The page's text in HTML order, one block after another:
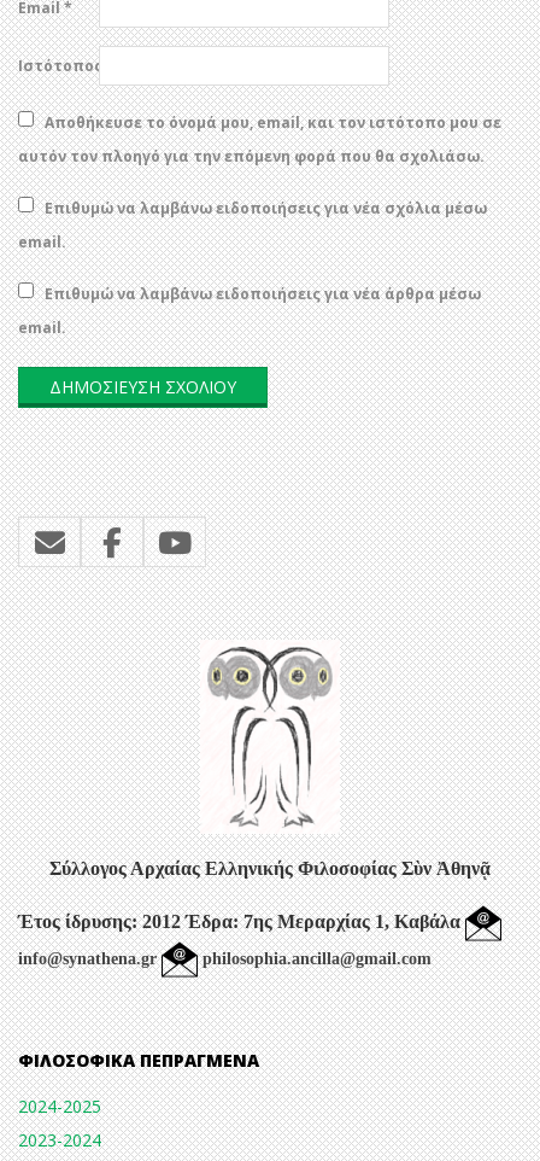
Email*
Ιστότοπος
Αποθήκευσε το όνομά μου, email, και τον ιστότοπο μου σε
αυτόν τον πλοηγό για την επόμενη φορά που θα σχολιάσω.
Επιθυμώ να λαμβάνω ειδοποιήσεις για νέα σχόλια μέσω
email.
Επιθυμώ να λαμβάνω ειδοποιήσεις για νέα άρθρα μέσω
email.
Σύλλογος Αρχαίας Ελληνικής Φιλοσοφίας Σὺν Ἀθηνᾷ
Έτος ίδρυσης: 2012 Έδρα: 7ης Μεραρχίας 1, Καβάλα
info@synathena.gr philosophia.ancilla@gmail.com
ΦΙΛΟΣΟΦΙΚΆ ΠΕΠΡΑΓΜΈΝΑ
2024-2025
2023-2024